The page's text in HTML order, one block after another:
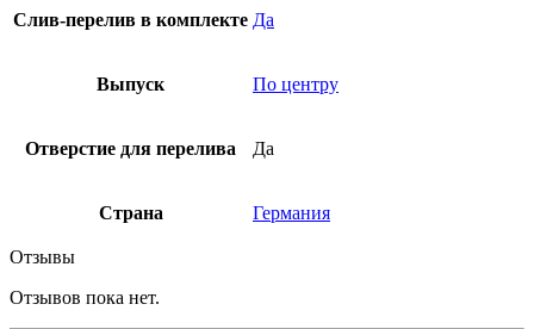
Слив-перелив в комплекте Да
Выпуск По центру
Отверстие для перелива Да
Страна Германия
Отзывы
Отзывов пока нет.